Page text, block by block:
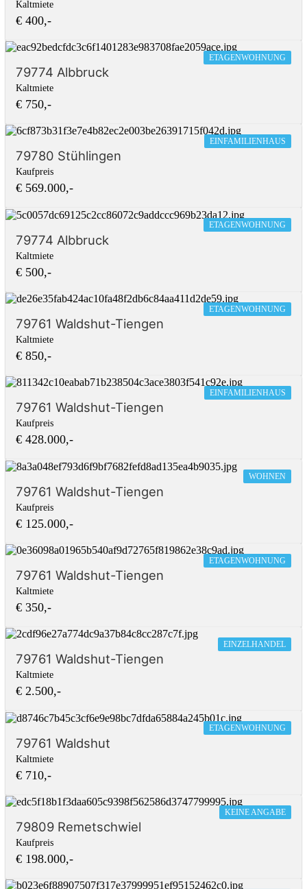
Kaltmiete
€ 400,-
ETAGENWOHNUNG
79774 Albbruck
Kaltmiete
€ 750,-
EINFAMILIENHAUS
79780 Stühlingen
Kaufpreis
€ 569.000,-
ETAGENWOHNUNG
79774 Albbruck
Kaltmiete
€ 500,-
ETAGENWOHNUNG
79761 Waldshut-Tiengen
Kaltmiete
€ 850,-
EINFAMILIENHAUS
79761 Waldshut-Tiengen
Kaufpreis
€ 428.000,-
WOHNEN
79761 Waldshut-Tiengen
Kaufpreis
€ 125.000,-
ETAGENWOHNUNG
79761 Waldshut-Tiengen
Kaltmiete
€ 350,-
EINZELHANDEL
79761 Waldshut-Tiengen
Kaltmiete
€ 2.500,-
ETAGENWOHNUNG
79761 Waldshut
Kaltmiete
€ 710,-
KEINE ANGABE
79809 Remetschwiel
Kaufpreis
€ 198.000,-